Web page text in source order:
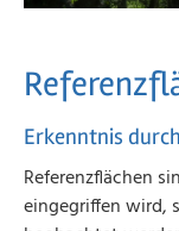
Erkenntnis
Referenzflächen
eingegriffen wird,